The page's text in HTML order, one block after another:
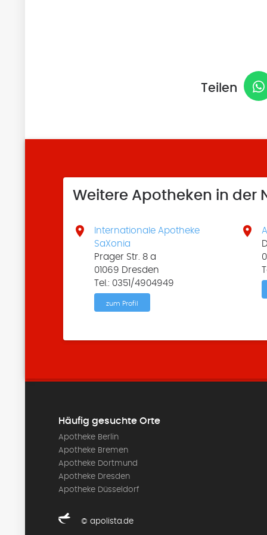
Teilen
Weitere Apotheken in der

Internationale Apotheke
SaXonia
Prager Str. 8 a
01069 Dresden
Tel.: 0351/4904949
zum Profil

Häufig gesuchte Orte
Apotheke Berlin
Apotheke Bremen
Apotheke Dortmund
Apotheke Dresden
Apotheke Düsseldorf
© apolista.de